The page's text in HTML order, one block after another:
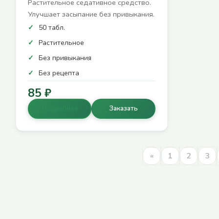
Растительное седативное средство.
Улучшает засыпание без привыкания.
50 табл.
Растительное
Без привыкания
Без рецепта
85 ₽
Заказать
« 1 2 3